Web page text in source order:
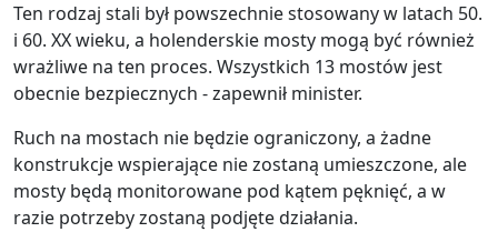
Ten rodzaj stali był powszechnie stosowany w latach 50.
i 60. XX wieku, a holenderskie mosty mogą być również
wrażliwe na ten proces. Wszystkich 13 mostów jest
obecnie bezpiecznych - zapewnił minister.
Ruch na mostach nie będzie ograniczony, a żadne
konstrukcje wspierające nie zostaną umieszczone, ale
mosty będą monitorowane pod kątem pęknięć, a w
razie potrzeby zostaną podjęte działania.